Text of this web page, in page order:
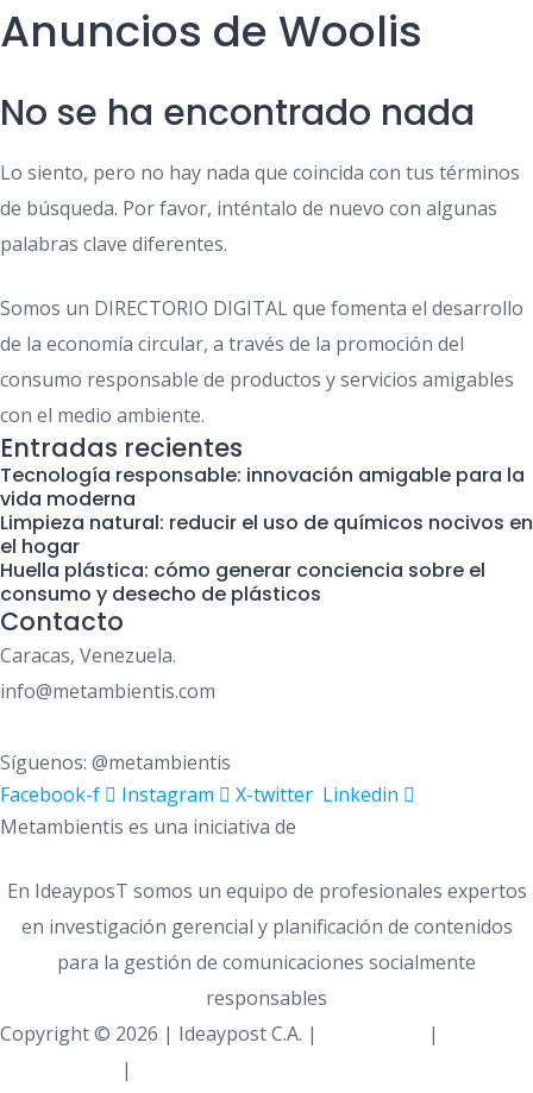
Anuncios de Woolis
No se ha encontrado nada
Lo siento, pero no hay nada que coincida con tus términos
de búsqueda. Por favor, inténtalo de nuevo con algunas
palabras clave diferentes.
Somos un DIRECTORIO DIGITAL que fomenta el desarrollo
de la economía circular, a través de la promoción del
consumo responsable de productos y servicios amigables
con el medio ambiente.
Entradas recientes
Tecnología responsable: innovación amigable para la
vida moderna
Limpieza natural: reducir el uso de químicos nocivos en
el hogar
Huella plástica: cómo generar conciencia sobre el
consumo y desecho de plásticos
Contacto
Caracas, Venezuela.
info@metambientis.com
Síguenos: @metambientis
Facebook-f
Instagram X-twitter Linkedin
Metambientis es una iniciativa de
En IdeayposT somos un equipo de profesionales expertos
en investigación gerencial y planificación de contenidos
para la gestión de comunicaciones socialmente
responsables
Copyright © 2026 | Ideaypost C.A. |
|
|